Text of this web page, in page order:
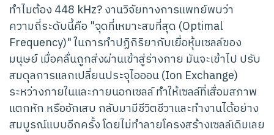
ทำไมต้อง 448 kHz? งานวิจัยทางการแพทย์พบว่า
ความถี่ระดับนี้คือ "จุดที่เหมาะสมที่สุด (Optimal
Frequency)" ในการทำปฏิกิริยากับเยื่อหุ้มเซลล์ของ
มนุษย์ เมื่อคลื่นถูกส่งผ่านเข้าสู่ร่างกาย มันจะเข้าไป ปรับ
สมดุลการแลกเปลี่ยนประจุไอออน (Ion Exchange)
ระหว่างภายในและภายนอกเซลล์ ทำให้เซลล์ที่เสื่อมสภาพ
แตกหัก หรืออักเสบ กลับมามีชีวิตชีวาและทำงานได้อย่าง
สมบูรณ์แบบอีกครั้ง โดยไม่ทำลายโครงสร้างเซลล์เดิมเลย